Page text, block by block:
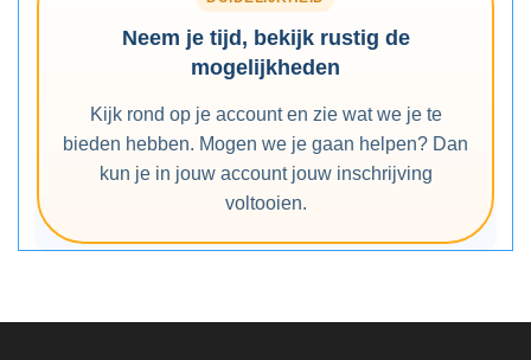
Neem je tijd, bekijk rustig de
mogelijkheden
Kijk rond op je account en zie wat we je te
bieden hebben. Mogen we je gaan helpen? Dan
kun je in jouw account jouw inschrijving
voltooien.